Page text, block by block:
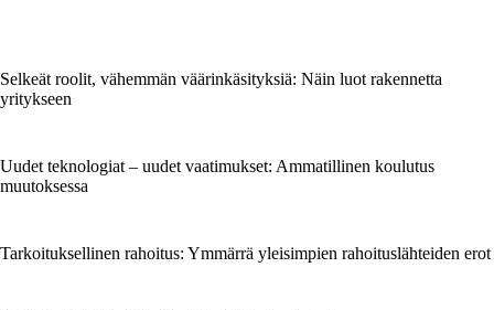
Selkeät roolit, vähemmän väärinkäsityksiä: Näin luot rakennetta
yritykseen
Uudet teknologiat – uudet vaatimukset: Ammatillinen koulutus
muutoksessa
Tarkoituksellinen rahoitus: Ymmärrä yleisimpien rahoituslähteiden erot